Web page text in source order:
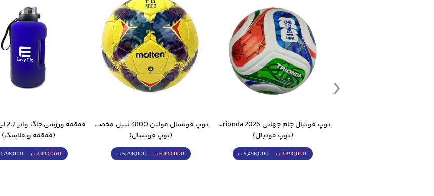
توپ فوتبال جام جهانی 2026 Trionda مشابه اورجینال
(توپ فوتبال)
7,498,000 ت 5,498,000 ت
توپ فوتسال مولتن 4800 تنبل مخصوص سالن
(توپ فوتسال)
6,498,000 ت 5,298,000 ت
(قمقمه و فلاسک)
2,498,000 ت 1,798,000 ت